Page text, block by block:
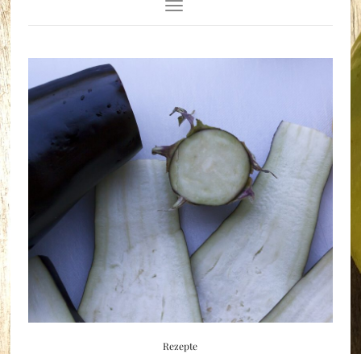
Toggle Navigation
Rezepte